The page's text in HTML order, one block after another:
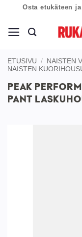
content
Osta etukäteen
ETUSIVU / NAISTEN
NAISTEN
PEAK
PANT